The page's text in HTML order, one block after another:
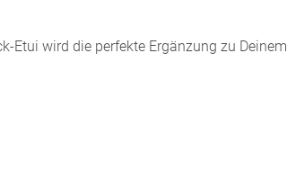
Etui wird die perfekte Ergänzung zu Deinem